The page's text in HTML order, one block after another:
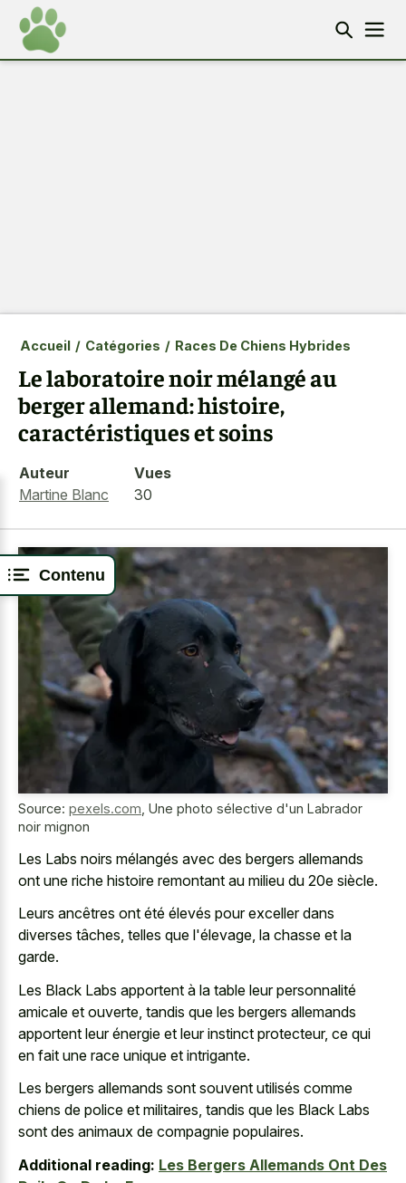
Contenu
Accueil / Catégories / Races De Chiens Hybrides
Le laboratoire noir mélangé au
berger allemand: histoire,
caractéristiques et soins
Auteur
Martine Blanc
Vues
30
Source: pexels.com Une photo sélective d'un Labrador
noir mignon
Les Labs noirs mélangés avec des bergers allemands
ont une riche histoire remontant au milieu du 20e siècle.
Leurs ancêtres ont été élevés pour exceller dans
diverses tâches, telles que l'élevage, la chasse et la
garde.
Les Black Labs apportent à la table leur personnalité
amicale et ouverte, tandis que les bergers allemands
apportent leur énergie et leur instinct protecteur, ce qui
en fait une race unique et intrigante.
Les bergers allemands sont souvent utilisés comme
chiens de police et militaires, tandis que les Black Labs
sont des animaux de compagnie populaires.
Additional reading: Les Bergers Allemands Ont Des